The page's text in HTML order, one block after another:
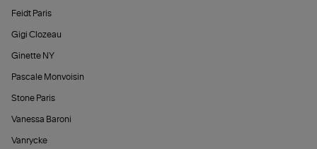
Feidt Paris
Gigi Clozeau
Ginette NY
Pascale Monvoisin
Stone Paris
Vanessa Baroni
Vanrycke